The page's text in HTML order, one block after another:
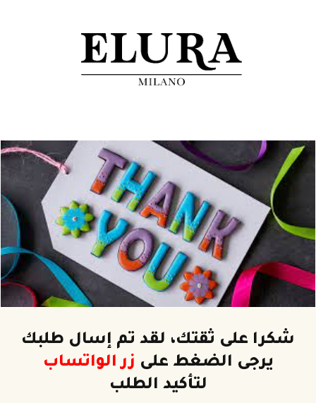
شكرا على ثقتك، لقد تم إسال طلبك
يرجى الضغط على زر الواتساب
لتأكيد الطلب